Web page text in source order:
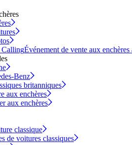
CallingÉvénement de vente aux
Benz
britanniques
aux enchères
aux enchères
classique
de voitures classiques